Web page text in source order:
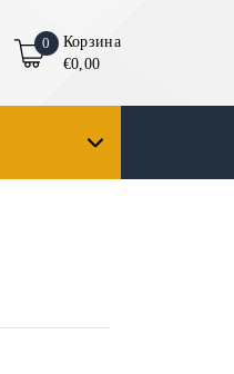
0
Корзина
€0,00